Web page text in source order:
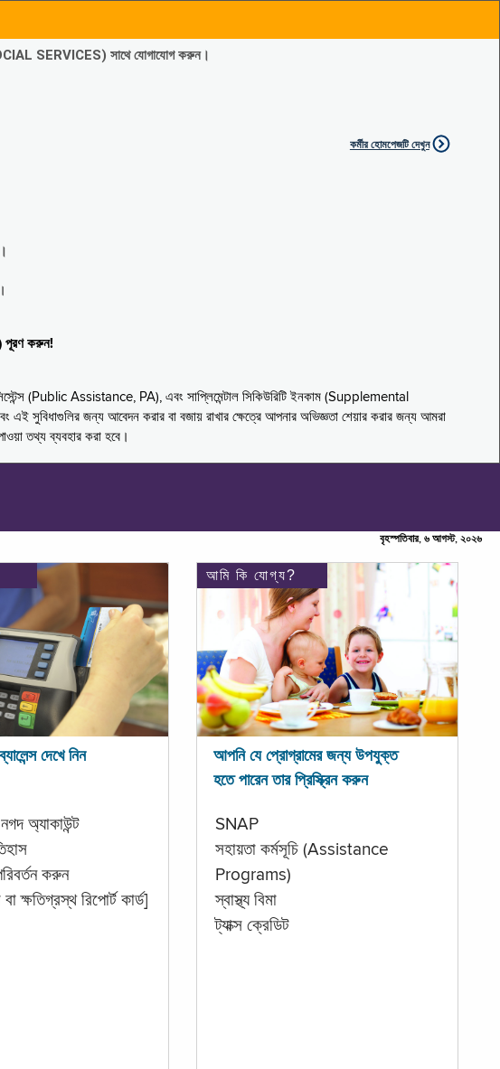
SERVICES) সাথে যোগাযোগ করুন।
কর্মীর হোমপেজটি দেখুন
পূরণ করুন!
(Public Assistance, PA), এবং সাপ্লিমেন্টাল সিকিউরিটি ইনকাম (Supplemental
সুবিধাগুলির জন্য আবেদন করার বা বজায় রাখার ক্ষেত্রে আপনার অভিজ্ঞতা শেয়ার করার জন্য আমরা
তথ্য ব্যবহার করা হবে।
বৃহস্পতিবার, ৬ আগস্ট, ২০২৬
দেখে নিন
অ্যাকাউন্ট
করুন
ক্ষতিগ্রস্থ রিপোর্ট কার্ড]
আমি কি যোগ্য?
আপনি যে প্রোগ্রামের জন্য উপযুক্ত
হতে পারেন তার প্রিস্ক্রিন করুন
SNAP
সহায়তা কর্মসূচি (Assistance
Programs)
স্বাস্থ্য বিমা
ট্যাক্স ক্রেডিট